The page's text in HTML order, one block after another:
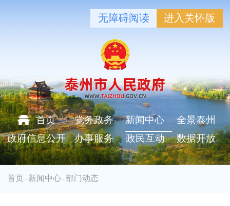
无障碍阅读 进入关怀版
首页 党务政务 新闻中心
全景泰州
政府信息公开
办事服务 政民互动 数据开放
首页 > 新闻中心 >部门动态